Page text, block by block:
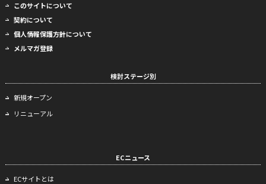
このサイトについて
契約について
個人情報保護方針について
メルマガ登録
検討ステージ別
新規オープン
リニューアル
ECニュース
ECサイトとは